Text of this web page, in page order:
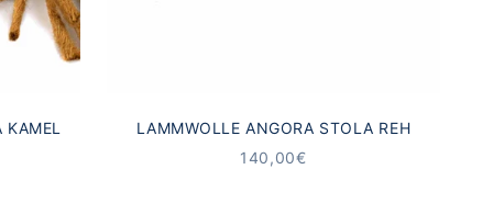
LAMMWOLLE ANGORA STOLA REH
ANGEBOT
140,00€